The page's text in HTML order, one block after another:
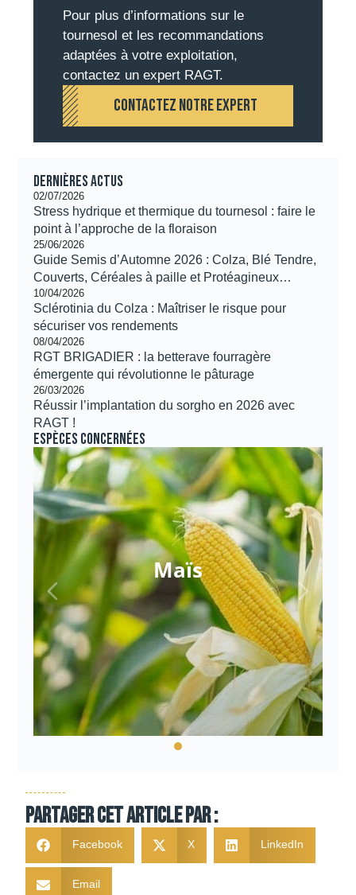
Pour plus d’informations sur le
tournesol et les recommandations
adaptées à votre exploitation,
contactez un expert RAGT.
CONTACTEZ NOTRE EXPERT
Dernières actus
02/07/2026
Stress hydrique et thermique du tournesol : faire le
point à l’approche de la floraison
25/06/2026
Guide Semis d’Automne 2026 : Colza, Blé Tendre,
Couverts, Céréales à paille et Protéagineux…
10/04/2026
Sclérotinia du Colza : Maîtriser le risque pour
sécuriser vos rendements
08/04/2026
RGT BRIGADIER : la betterave fourragère
émergente qui révolutionne le pâturage
26/03/2026
Réussir l’implantation du sorgho en 2026 avec
RAGT !
Espèces concernées
Maïs
Partager cet article par :
Facebook X LinkedIn
Email